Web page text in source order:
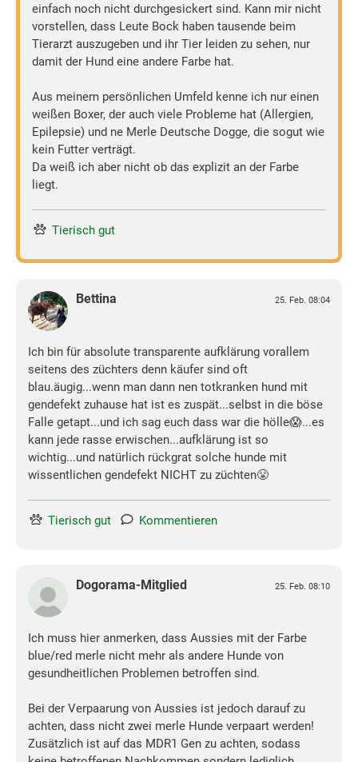
einfach noch nicht durchgesickert sind. Kann mir nicht
vorstellen, dass Leute Bock haben tausende beim
Tierarzt auszugeben und ihr Tier leiden zu sehen, nur
damit der Hund eine andere Farbe hat.
Aus meinem persönlichen Umfeld kenne ich nur einen
weißen Boxer, der auch viele Probleme hat (Allergien,
Epilepsie) und ne Merle Deutsche Dogge, die sogut wie
kein Futter verträgt.
Da weiß ich aber nicht ob das explizit an der Farbe
liegt.
Tierisch gut
Bettina 25. Feb. 08:04
Ich bin für absolute transparente aufklärung vorallem
seitens des züchters denn käufer sind oft
blau.äugig...wenn man dann nen totkranken hund mit
gendefekt zuhause hat ist es zuspät...selbst in die böse
Falle getapt...und ich sag euch dass war die hölle😱...es
kann jede rasse erwischen...aufklärung ist so
wichtig...und natürlich rückgrat solche hunde mit
wissentlichen gendefekt NICHT zu züchten😤
Tierisch gut Kommentieren
Dogorama-Mitglied 25. Feb. 08:10
Ich muss hier anmerken, dass Aussies mit der Farbe
blue/red merle nicht mehr als andere Hunde von
gesundheitlichen Problemen betroffen sind.
Bei der Verpaarung von Aussies ist jedoch darauf zu
achten, dass nicht zwei merle Hunde verpaart werden!
Zusätzlich ist auf das MDR1 Gen zu achten, sodass